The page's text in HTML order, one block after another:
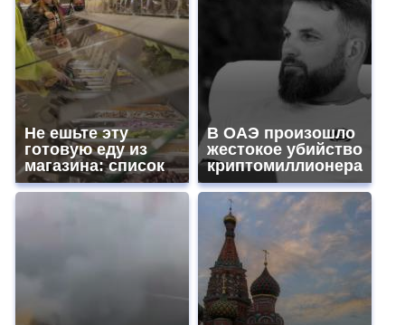
Не ешьте эту
готовую еду из
магазина: список
В ОАЭ произошло
жестокое убийство
криптомиллионера